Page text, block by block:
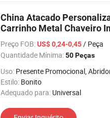
China Atacado
Carrinho Metal Chaveiro
Preço FOB:US$ 0,24-0,45/ Peça
Quantidade Mínima:50 Peças
Uso: Presente Promocional, Abridor de Garrafa, Bolsa para Moeda, Porta-
Estilo: Bonito
Adequado para: Universal